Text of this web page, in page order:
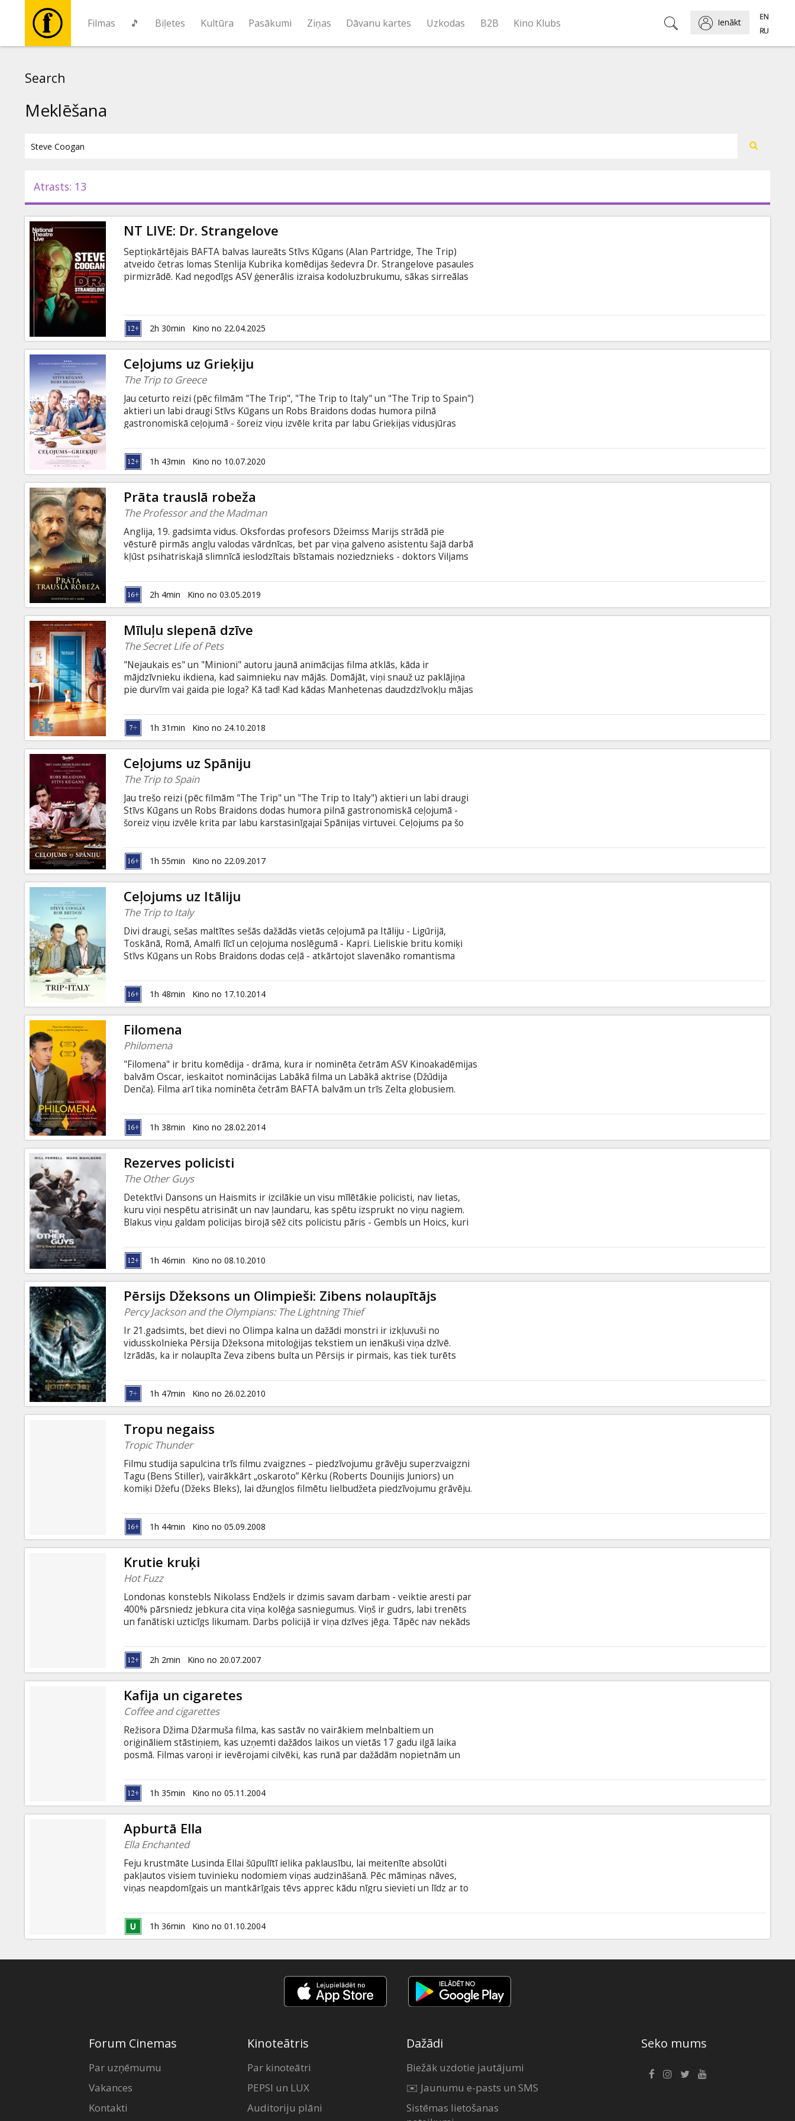
Filmas 🎵 Biļetes Kultūra Pasākumi Ziņas Dāvanu kartes Uzkodas B2B Kino Klubs Ienākt
Pasākumi
Ziņas
Dāvanu
kartes
Uzkodas
B2B
Kino
Klubs
Search
Meklēšana
Atrasts: 13
NT LIVE: Dr. Strangelove
Septiņkārtējais BAFTA balvas laureāts Stīvs Kūgans (Alan Partridge, The Trip)
atveido četras lomas Stenlija Kubrika komēdijas šedevra Dr. Strangelove pasaules
pirmizrādē. Kad negodīgs ASV ģenerālis izraisa kodoluzbrukumu, sākas sirreālas
komanda, kuras sastāvā ir Emmy balvas laureāts Armando Iannucci (The Thick of
It, Veep) un Olivjē balvas laureāts Šons Folijs (The Upstart Crow, The Play What I
Wrote).
2h 30min Kino no 22.04.2025
Ceļojums uz Grieķiju
The Trip to Greece
Jau ceturto reizi (pēc filmām "The Trip", "The Trip to Italy" un "The Trip to Spain")
aktieri un labi draugi Stīvs Kūgans un Robs Braidons dodas humora pilnā
gastronomiskā ceļojumā - šoreiz viņu izvēle krita par labu Grieķijas vidusjūras
Odiseja pēdās. Pa ceļam ir gaidāmas lieliskas ainavas, asprātīgas sarunas un
vingrināšanās aktiermākslā. Filma angļu valodā ar subtitriem latviešu un krievu
valodā.
1h 43min Kino no 10.07.2020
Prāta trauslā robeža
The Professor and the Madman
Anglija, 19. gadsimta vidus. Oksfordas profesors Džeimss Marijs strādā pie
vēsturē pirmās angļu valodas vārdnīcas, bet par viņa galveno asistentu šajā darbā
kļūst psihatriskajā slimnīcā ieslodzītais bīstamais noziedznieks - doktors Viljams
uzsācis riskantu spēli, lai izkļūtu brīvībā, vai apsēsts zinātnieks? Un kas šajā
gadījumā ir Marijs - uzticams draugs, manipulatora upuris vai līdzdalībnieks? Filma
angļu valodā ar subtitriem latviešu un krievu valodā.
2h 4min Kino no 03.05.2019
Mīluļu slepenā dzīve
The Secret Life of Pets
"Nejaukais es" un "Minioni" autoru jaunā animācijas filma atklās, kāda ir
mājdzīvnieku ikdiena, kad saimnieku nav mājās. Domājāt, viņi snauž uz paklājiņa
pie durvīm vai gaida pie loga? Kā tad! Kad kādas Manhetenas daudzdzīvokļu mājas
mēdz ciemoties viens pie otra, skatīties TV vai paklačoties par saviem
saimniekiem un labākajiem paņēmieniem, kā tikt pie našķiem. Terjera Maksa
ierastā ikdienas rutīna pajūk, kad viņa saimniece Keitija kādu vakaru atved mājās
milzu suni vārdā Grāfs.
1h 31min Kino no 24.10.2018
Ceļojums uz Spāniju
The Trip to Spain
Jau trešo reizi (pēc filmām "The Trip" un "The Trip to Italy") aktieri un labi draugi
Stīvs Kūgans un Robs Braidons dodas humora pilnā gastronomiskā ceļojumā -
šoreiz viņu izvēle krita par labu karstasinīgajai Spānijas virtuvei. Ceļojums pa šo
aizraujoši garšīgs, bet arī pārbaudīs, vai abu draudzība ir tikpat stipra kā izturētie
Spānijas sarkanvīni! Filma angļu valodā ar subtitriem latviešu un krievu valodā.
1h 55min Kino no 22.09.2017
Ceļojums uz Itāliju
The Trip to Italy
Divi draugi, sešas maltītes sešās dažādās vietās ceļojumā pa Itāliju - Ligūrijā,
Toskānā, Romā, Amalfi līcī un ceļojuma noslēgumā - Kapri. Lieliskie britu komiķi
Stīvs Kūgans un Robs Braidons dodas ceļā - atkārtojot slavenāko romantisma
vietās Itālijā – no Ligūrijas piekrastes līdz pat Kapri salai, lieliski pavadot laiku –
velkot viens otru uz zoba, improvizējot un atdarinot Betmena balss tembru, kā arī
apspriežot filmas.
1h 48min Kino no 17.10.2014
Filomena
Philomena
"Filomena" ir britu komēdija - drāma, kura ir nominēta četrām ASV Kinoakadēmijas
balvām Oscar, ieskaitot nominācijas Labākā filma un Labākā aktrise (Džūdija
Denča). Filma arī tika nominēta četrām BAFTA balvām un trīs Zelta globusiem.
savu dēlu, ar kuru viņa tika izšķirta 50 gadus atpakaļ. Kopā ar rakstnieku, kurš
meklē stāstu savai nākamajai grāmatai, Filomena dodas uz Īriju, bet pēc tam uz
Ameriku, kur atklāj negaidītus faktus par kādreiz zaudēto dēlu. Filma angļu valodā
ar subtitriem latviešu un krievu valodā.
1h 38min Kino no 28.02.2014
Rezerves policisti
The Other Guys
Detektīvi Dansons un Haismits ir izcilākie un visu mīlētākie policisti, nav lietas,
kuru viņi nespētu atrisināt un nav ļaundaru, kas spētu izsprukt no viņu nagiem.
Blakus viņu galdam policijas birojā sēž cits policistu pāris - Gembls un Hoics, kuri
nekādi varoņi, jo ikdienā formē papīrus vai datorā spēlē pasjansu. Taču jebkuram
policistam pienāk diena, kad jāpārspēj pašam sevi.
1h 46min Kino no 08.10.2010
Pērsijs Džeksons un Olimpieši: Zibens nolaupītājs
Percy Jackson and the Olympians: The Lightning Thief
Ir 21.gadsimts, bet dievi no Olimpa kalna un dažādi monstri ir izkļuvuši no
vidusskolnieka Pērsija Džeksona mitoloģijas tekstiem un ienākuši viņa dzīvē.
Izrādās, ka ir nolaupīta Zeva zibens bulta un Pērsijs ir pirmais, kas tiek turēts
vairs nekad nebūs tik vienkārša kā līdz šim.
1h 47min Kino no 26.02.2010
Tropu negaiss
Tropic Thunder
Filmu studija sapulcina trīs filmu zvaigznes – piedzīvojumu grāvēju superzvaigzni
Tagu (Bens Stiller), vairākkārt „oskaroto” Kērku (Roberts Dounijis Juniors) un
komiķi Džefu (Džeks Bleks), lai džungļos filmētu lielbudžeta piedzīvojumu grāvēju.
vienīgā iespēja tikt sveikā ar veselu ādu, ir likt lietā savu aktiermeistarību un
talantu.1h 44min Kino no 05.09.2008
Krutie kruķi
Hot Fuzz
Londonas konstebls Nikolass Endžels ir dzimis savam darbam - veiktie aresti par
400% pārsniedz jebkura cita viņa kolēģa sasniegumus. Viņš ir gudrs, labi trenēts
un fanātiski uzticīgs likumam. Darbs policijā ir viņa dzīves jēga. Tāpēc nav nekāds
rādītāju, aizsūta viņu tālu prom no Londonas uz provinces ciematu Sendfordu.
2h 2min Kino no 20.07.2007
Kafija un cigaretes
Coffee and cigarettes
Režisora Džima Džarmuša filma, kas sastāv no vairākiem melnbaltiem un
oriģināliem stāstiņiem, kas uzņemti dažādos laikos un vietās 17 gadu ilgā laika
posmā. Filmas varoņi ir ievērojami cilvēki, kas runā par dažādām nopietnām un
1986. gada īsfilmu, kurā Roberto Benini un Stīvens Raits nepiespiesti tērzē, līdz
Benini piekrīt tikko sastaptā sarunu biedra vietā iet pie zobārsta.
1h 35min Kino no 05.11.2004
Apburtā Ella
Ella Enchanted
Feju krustmāte Lusinda Ellai šūpulītī ielika paklausību, lai meitenīte absolūti
pakļautos visiem tuvinieku nodomiem viņas audzināšanā. Pēc māmiņas nāves,
viņas neapdomīgais un mantkārīgais tēvs apprec kādu nīgru sievieti un līdz ar to
atklāj, ka Ella nespēj atteikt nevienai viņu iegribai un pazemīgi izpilda visas viņu
pavēles. Pusaudzei Ellai reiz nu ir gana! Viņa dodas meklēt krustmāti, kas varētu šo
absolūtās paklausības lāstu noņemt.
1h 36min Kino no 01.10.2004
Forum Cinemas
Par uzņēmumu
Vakances
Kontakti
Kinoteātris
Par kinoteātri
PEPSI un LUX
Auditoriju plāni
Dažādi
Biežāk uzdotie jautājumi
✉️ Jaunumu e-pasts un SMS
Sistēmas lietošanas
Seko mums